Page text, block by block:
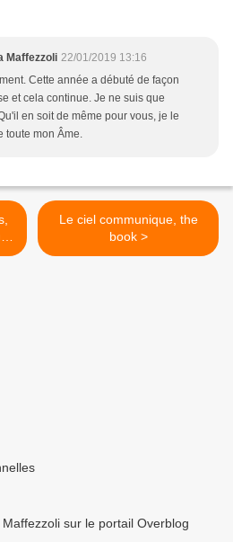
Maffezzoli 22/01/2019 13:16
Cette année a débuté de façon
et cela continue. Je ne suis que
en soit de même pour vous, je le
toute mon Âme.
Le ciel communique, the
book >
sur le portail Overblog